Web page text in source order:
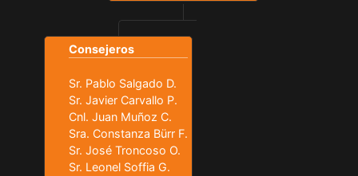
Consejeros
Sr. Pablo Salgado D.
Sr. Javier Carvallo P.
Cnl. Juan Muñoz C.
Sra. Constanza Bürr F.
Sr. José Troncoso O.
Sr. Leonel Soffia G.